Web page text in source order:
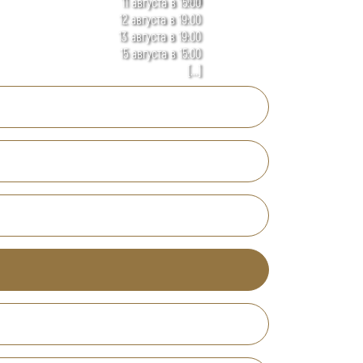
12 августа в 19:00
13 августа в 19:00
15 августа в 15:00
[...]